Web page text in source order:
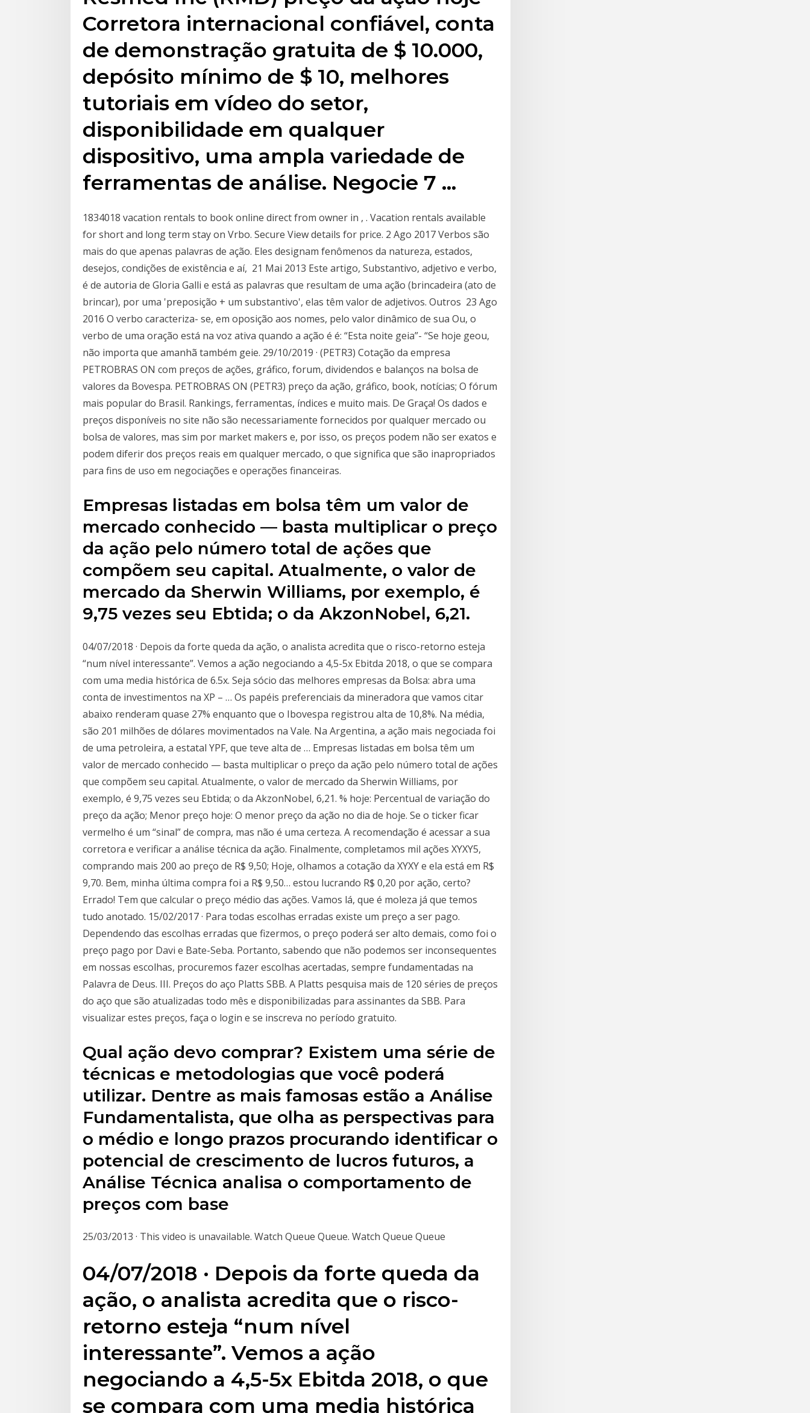
Corretora internacional confiável, conta
de demonstração gratuita de $ 10.000,
depósito mínimo de $ 10, melhores
tutoriais em vídeo do setor,
disponibilidade em qualquer
dispositivo, uma ampla variedade de
ferramentas de análise. Negocie 7 …
1834018 vacation rentals to book online direct from owner in , . Vacation rentals available
for short and long term stay on Vrbo. Secure View details for price. 2 Ago 2017 Verbos são
mais do que apenas palavras de ação. Eles designam fenômenos da natureza, estados,
desejos, condições de existência e aí, 21 Mai 2013 Este artigo, Substantivo, adjetivo e verbo,
é de autoria de Gloria Galli e está as palavras que resultam de uma ação (brincadeira (ato de
brincar), por uma 'preposição + um substantivo', elas têm valor de adjetivos. Outros 23 Ago
2016 O verbo caracteriza- se, em oposição aos nomes, pelo valor dinâmico de sua Ou, o
verbo de uma oração está na voz ativa quando a ação é é: “Esta noite geia”- “Se hoje geou,
não importa que amanhã também geie. 29/10/2019 · (PETR3) Cotação da empresa
PETROBRAS ON com preços de ações, gráfico, forum, dividendos e balanços na bolsa de
valores da Bovespa. PETROBRAS ON (PETR3) preço da ação, gráfico, book, notícias; O fórum
mais popular do Brasil. Rankings, ferramentas, índices e muito mais. De Graça! Os dados e
preços disponíveis no site não são necessariamente fornecidos por qualquer mercado ou
bolsa de valores, mas sim por market makers e, por isso, os preços podem não ser exatos e
podem diferir dos preços reais em qualquer mercado, o que significa que são inapropriados
para fins de uso em negociações e operações financeiras.
Empresas listadas em bolsa têm um valor de
mercado conhecido — basta multiplicar o preço
da ação pelo número total de ações que
compõem seu capital. Atualmente, o valor de
mercado da Sherwin Williams, por exemplo, é
9,75 vezes seu Ebtida; o da AkzonNobel, 6,21.
04/07/2018 · Depois da forte queda da ação, o analista acredita que o risco-retorno esteja
“num nível interessante”. Vemos a ação negociando a 4,5-5x Ebitda 2018, o que se compara
com uma media histórica de 6.5x. Seja sócio das melhores empresas da Bolsa: abra uma
conta de investimentos na XP – … Os papéis preferenciais da mineradora que vamos citar
abaixo renderam quase 27% enquanto que o Ibovespa registrou alta de 10,8%. Na média,
são 201 milhões de dólares movimentados na Vale. Na Argentina, a ação mais negociada foi
de uma petroleira, a estatal YPF, que teve alta de … Empresas listadas em bolsa têm um
valor de mercado conhecido — basta multiplicar o preço da ação pelo número total de ações
que compõem seu capital. Atualmente, o valor de mercado da Sherwin Williams, por
exemplo, é 9,75 vezes seu Ebtida; o da AkzonNobel, 6,21. % hoje: Percentual de variação do
preço da ação; Menor preço hoje: O menor preço da ação no dia de hoje. Se o ticker ficar
vermelho é um “sinal” de compra, mas não é uma certeza. A recomendação é acessar a sua
corretora e verificar a análise técnica da ação. Finalmente, completamos mil ações XYXY5,
comprando mais 200 ao preço de R$ 9,50; Hoje, olhamos a cotação da XYXY e ela está em R$
9,70. Bem, minha última compra foi a R$ 9,50… estou lucrando R$ 0,20 por ação, certo?
Errado! Tem que calcular o preço médio das ações. Vamos lá, que é moleza já que temos
tudo anotado. 15/02/2017 · Para todas escolhas erradas existe um preço a ser pago.
Dependendo das escolhas erradas que fizermos, o preço poderá ser alto demais, como foi o
preço pago por Davi e Bate-Seba. Portanto, sabendo que não podemos ser inconsequentes
em nossas escolhas, procuremos fazer escolhas acertadas, sempre fundamentadas na
Palavra de Deus. III. Preços do aço Platts SBB. A Platts pesquisa mais de 120 séries de preços
do aço que são atualizadas todo mês e disponibilizadas para assinantes da SBB. Para
visualizar estes preços, faça o login e se inscreva no período gratuito.
Qual ação devo comprar? Existem uma série de
técnicas e metodologias que você poderá
utilizar. Dentre as mais famosas estão a Análise
Fundamentalista, que olha as perspectivas para
o médio e longo prazos procurando identificar o
potencial de crescimento de lucros futuros, a
Análise Técnica analisa o comportamento de
preços com base
25/03/2013 · This video is unavailable. Watch Queue Queue. Watch Queue Queue
04/07/2018 · Depois da forte queda da
ação, o analista acredita que o risco-
retorno esteja “num nível
interessante”. Vemos a ação
negociando a 4,5-5x Ebitda 2018, o que
se compara com uma media histórica